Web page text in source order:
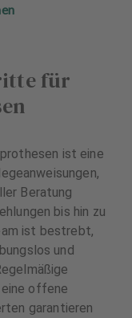
für
ist eine
Beratung
bis hin zu
ist bestrebt,
und
offene
garantieren